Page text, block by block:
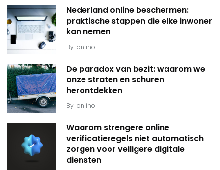
Nederland online beschermen:
praktische stappen die elke inwoner
kan nemen
By onlino
De paradox van bezit: waarom we
onze straten en schuren
herontdekken
By onlino
Waarom strengere online
verificatieregels niet automatisch
zorgen voor veiligere digitale
diensten